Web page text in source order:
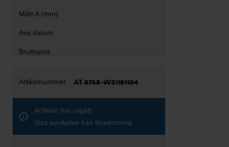
AT 5745-W31191104
Artikeln har utgått
Viss avvikelse kan förekomma